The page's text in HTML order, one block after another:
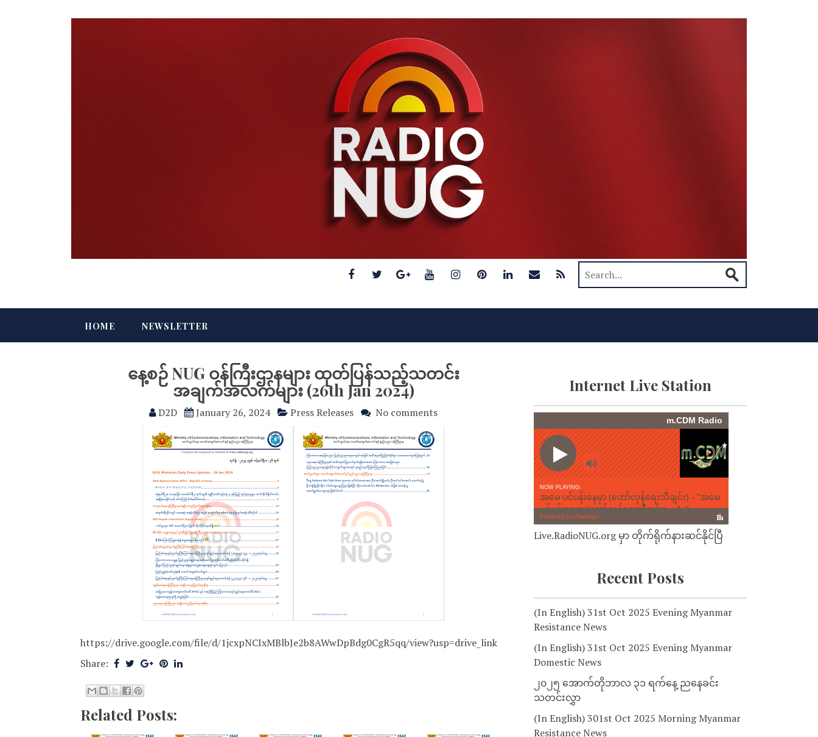
HOME NEWSLETTER
နေ့စဉ် NUG ဝန်ကြီးဌာနများ ထုတ်ပြန်သည့်သတင်း
အချက်အလက်များ (26th Jan 2024)
D2D January 26, 2024 Press Releases No comments
https://drive.google.com/file/d/1jcxpNCIxMBlbJe2b8AWwDpBdg0CgR5qq/view?usp=drive_link
Share:
Related Posts:
Internet Live Station
Live.RadioNUG.org မှာ တိုက်ရိုက်နားဆင်နိုင်ပြီ
Recent Posts
(In English) 31st Oct 2025 Evening Myanmar
Resistance News
(In English) 31st Oct 2025 Evening Myanmar
Domestic News
၂၀၂၅ အောက်တိုဘာလ ၃၁ ရက်နေ့ ညနေခင်း
သတင်းလွှာ
(In English) 301st Oct 2025 Morning Myanmar
Resistance News